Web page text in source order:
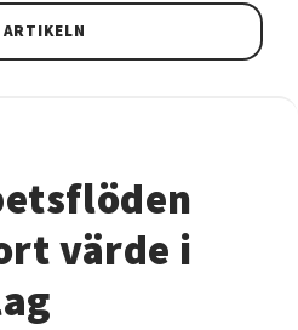
ARTIKELN
värde i